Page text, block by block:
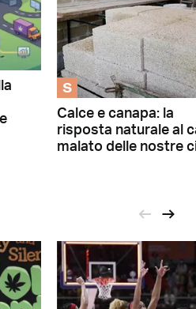
S
Calce e canapa: la
risposta naturale al
malato delle nostre